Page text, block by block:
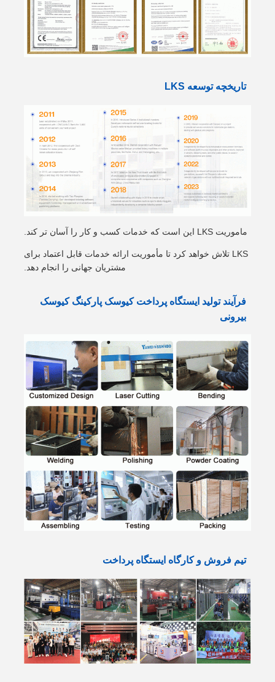
تاریخچه توسعه LKS
ماموریت LKS این است که خدمات کسب و کار را آسان تر کند.
LKS تلاش خواهد کرد تا مأموریت ارائه خدمات قابل اعتماد برای
مشتریان جهانی را انجام دهد.
فرآیند تولید ایستگاه پرداخت کیوسک پارکینگ کیوسک
بیرونی
تيم فروش و كارگاه ايستگاه پرداخت